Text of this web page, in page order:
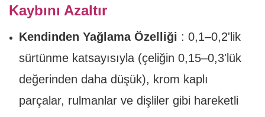
Kaybını Azaltır
Kendinden Yağlama Özelliği : 0,1–0,2'lik
sürtünme katsayısıyla (çeliğin 0,15–0,3'lük
değerinden daha düşük), krom kaplı
parçalar, rulmanlar ve dişliler gibi hareketli